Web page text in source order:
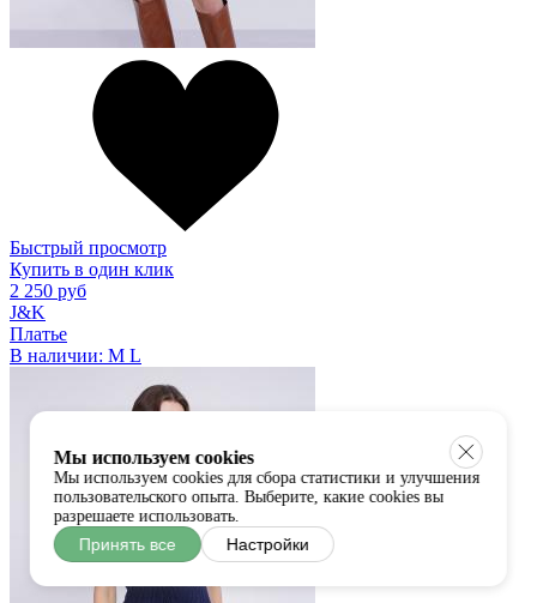
Быстрый просмотр
Купить в один клик
2 250 руб
J&K
Платье
В наличии: M L
Мы используем cookies
Мы используем cookies для сбора статистики и улучшения
пользовательского опыта. Выберите, какие cookies вы
разрешаете использовать.
Принять все Настройки